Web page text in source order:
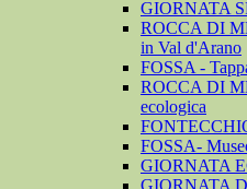
GIORNATA
ROCCA DI
in Val d'Arano
FOSSA -
ROCCA DI
ecologica
FOSSA-
GIORNATA